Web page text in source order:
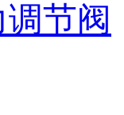
节阀